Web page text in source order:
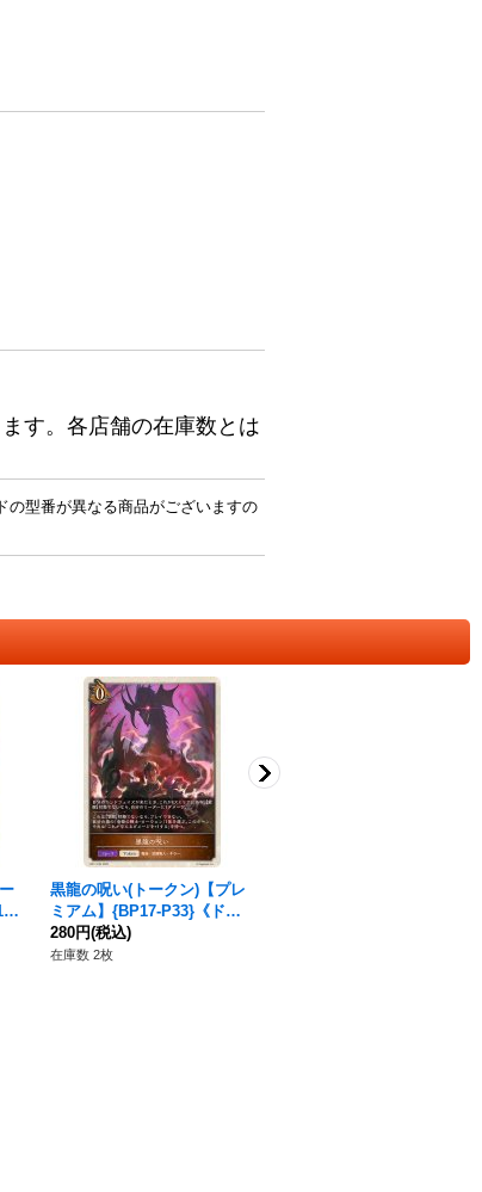
す。各店舗の在庫数とは
型番が異なる商品がございますの
黒龍の呪い(トークン)【プレ
ミアム】{BP17-P33}《ドラ
ゴン》
280円(税込)
在庫数 2枚